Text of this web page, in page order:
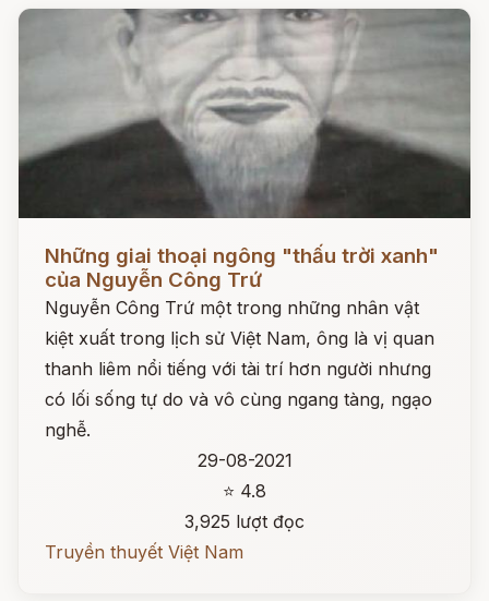
Những giai thoại ngông "thấu trời xanh"
của Nguyễn Công Trứ
Nguyễn Công Trứ một trong những nhân vật
kiệt xuất trong lịch sử Việt Nam, ông là vị quan
thanh liêm nổi tiếng với tài trí hơn người nhưng
có lối sống tự do và vô cùng ngang tàng, ngạo
nghễ.
29-08-2021
⭐ 4.8
3,925 lượt đọc
Truyền thuyết Việt Nam